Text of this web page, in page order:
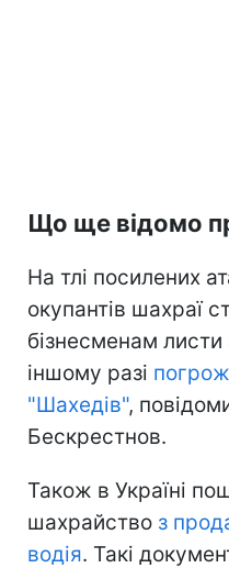
Що ще відомо
На тлі посилених
окупантів шахраї
бізнесменам
іншому разі
"Шахедів",
Бескрестнов.
Також в Україні
шахрайство з
водія. Такі